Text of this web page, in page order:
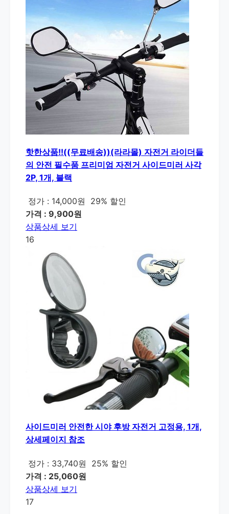
핫한상품!!((무료배송))(라라몰) 자전거 라이더들
의 안전 필수품 프리미엄 자전거 사이드미러 사각
2P, 1개, 블랙
정가 : 14,000원
29% 할인
가격 : 9,900원
상품상세 보기
16
사이드미러 안전한 시야 후방 자전거 고정용, 1개,
상세페이지 참조
정가 : 33,740원
25% 할인
가격 : 25,060원
상품상세 보기
17